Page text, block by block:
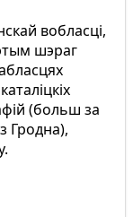
вобласці,
шэраг
(больш за
Гродна),